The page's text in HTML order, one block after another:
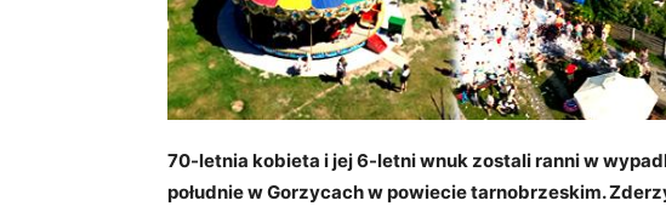
70-letnia kobieta i jej 6-letni wnuk zostali ranni w
południe w Gorzycach w powiecie tarnobrzeskim.